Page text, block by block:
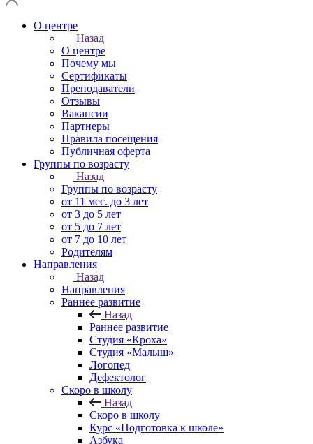
О центре
Назад
О центре
Почему мы
Сертификаты
Преподаватели
Отзывы
Вакансии
Партнеры
Правила посещения
Публичная оферта
Группы по возрасту
Назад
Группы по возрасту
от 11 мес. до 3 лет
от 3 до 5 лет
от 5 до 7 лет
от 7 до 10 лет
Родителям
Направления
Назад
Направления
Раннее развитие
Назад
Раннее развитие
Студия «Кроха»
Студия «Малыш»
Логопед
Дефектолог
Скоро в школу
Назад
Скоро в школу
Курс «Подготовка к школе»
Азбука